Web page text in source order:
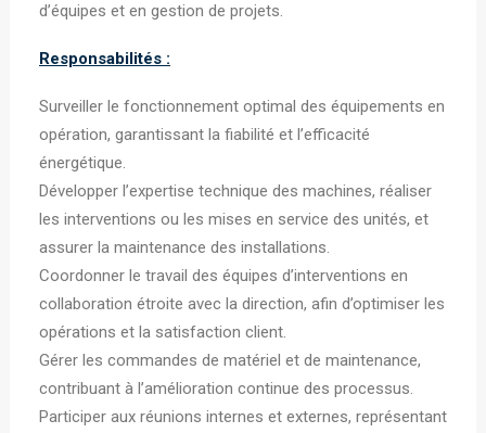
d’équipes et en gestion de projets.
Responsabilités :
Surveiller le fonctionnement optimal des équipements en
opération, garantissant la fiabilité et l’efficacité
énergétique.
Développer l’expertise technique des machines, réaliser
les interventions ou les mises en service des unités, et
assurer la maintenance des installations.
Coordonner le travail des équipes d’interventions en
collaboration étroite avec la direction, afin d’optimiser les
opérations et la satisfaction client.
Gérer les commandes de matériel et de maintenance,
contribuant à l’amélioration continue des processus.
Participer aux réunions internes et externes, représentant